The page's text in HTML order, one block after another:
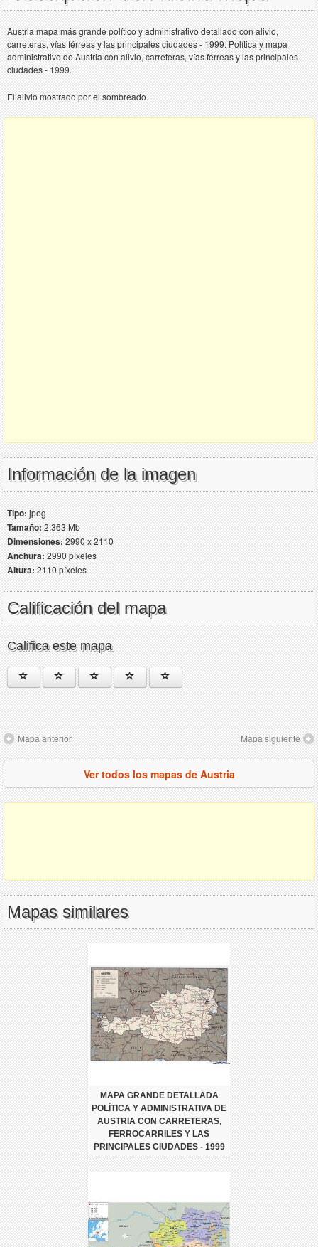
Austria mapa más grande político y administrativo detallado con alivio,
carreteras, vías férreas y las principales ciudades - 1999. Política y mapa
administrativo de Austria con alivio, carreteras, vías férreas y las principales
ciudades - 1999.
El alivio mostrado por el sombreado.
Información de la imagen
Tipo:jpeg
Tamaño:2.363 Mb
Dimensiones:2990 x 2110
Anchura:2990 píxeles
Altura:2110 píxeles
Calificación del mapa
Califica este mapa
Mapa anterior Mapa siguiente
Ver todos los mapas de Austria
Mapas similares
MAPA GRANDE DETALLADA
POLÍTICA Y ADMINISTRATIVA DE
AUSTRIA CON CARRETERAS,
FERROCARRILES Y LAS
PRINCIPALES CIUDADES - 1999